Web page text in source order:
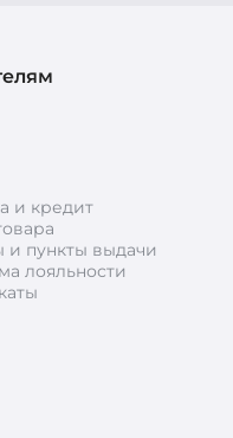
и кредит
и пункты выдачи
лояльности